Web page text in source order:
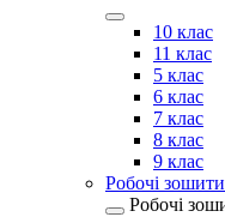
10 клас
11 клас
5 клас
6 клас
7 клас
8 клас
9 клас
Робочі
Робочі